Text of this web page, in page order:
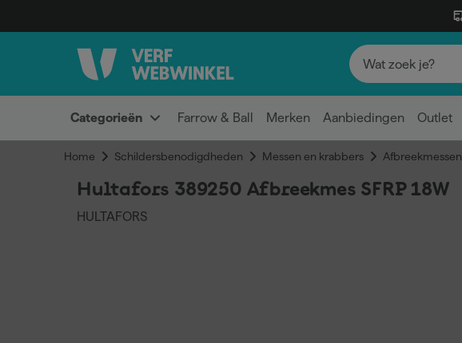
Categorieën Farrow & Ball Merken Aanbiedingen Outlet
Home Schildersbenodigdheden Messen en krabbers Afbreekmessen
Hultafors 389250 Afbreekmes SFRP 18W
HULTAFORS